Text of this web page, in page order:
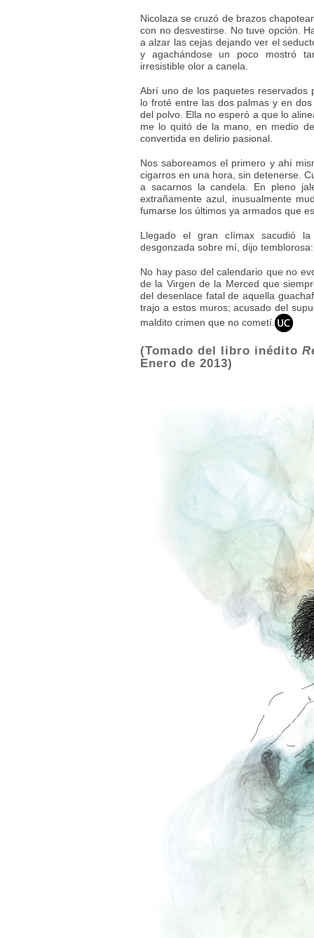
Nicolaza se cruzó de brazos
con no desvestirse. No tuve opción.
a alzar las cejas dejando ver el
y agachándose un poco mostró
irresistible olor a canela.
Abrí uno de los paquetes reservados
lo froté entre las dos palmas y en
del polvo. Ella no esperó a que lo
me lo quitó de la mano, en medio
convertida en delirio pasional.
Nos saboreamos el primero y ahí
cigarros en una hora, sin detenerse.
a sacarnos la candela. En pleno
extrañamente azul, inusualmente
fumarse los últimos ya armados que
Llegado el gran clímax sacudió
desgonzada sobre mí, dijo
No hay paso del calendario que no
de la Virgen de la Merced que
del desenlace fatal de aquella
trajo a estos muros; acusado del
maldito crimen que no cometí.
(Tomado del libro inédito
Enero de 2013)